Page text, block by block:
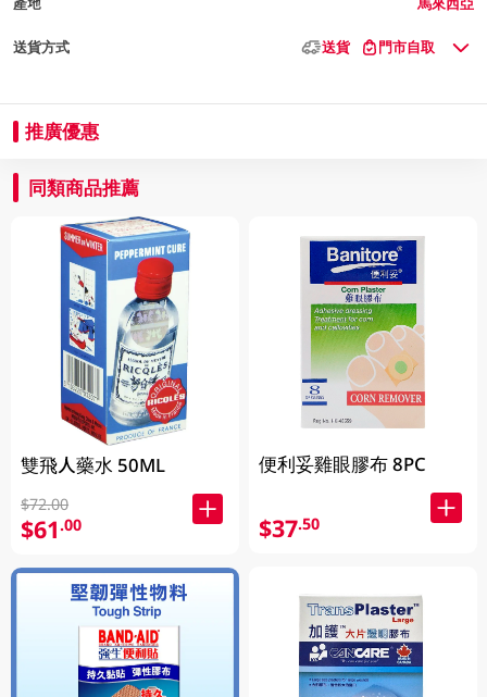
送貨方式 送貨 門市自取
推廣優惠
同類商品推薦
雙飛人藥水 50ML
$72.00
$61.00
便利妥雞眼膠布 8PC
$37.50